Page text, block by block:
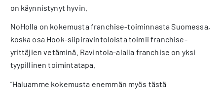
on käynnistynyt hyvin.
NoHolla on kokemusta franchise-toiminnasta Suomessa,
koska osa Hook-siipiravintoloista toimii franchise-
yrittäjien vetäminä. Ravintola-alalla franchise on yksi
tyypillinen toimintatapa.
”Haluamme kokemusta enemmän myös tästä